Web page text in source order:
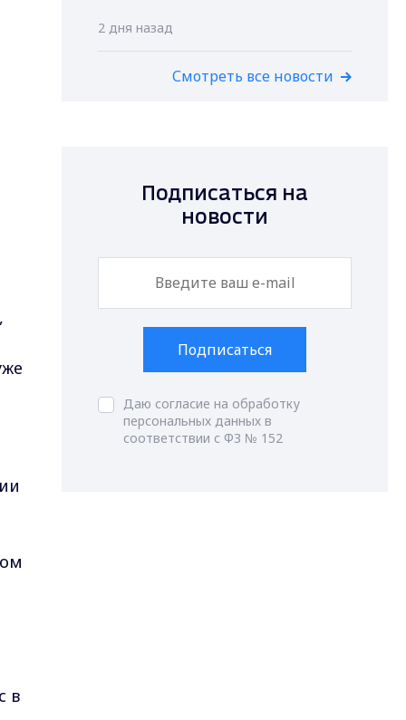
в
2 дня назад
Смотреть все новости
Подписаться на
новости
Подписаться
Даю согласие на обработку
персональных данных в
соответствии с ФЗ № 152